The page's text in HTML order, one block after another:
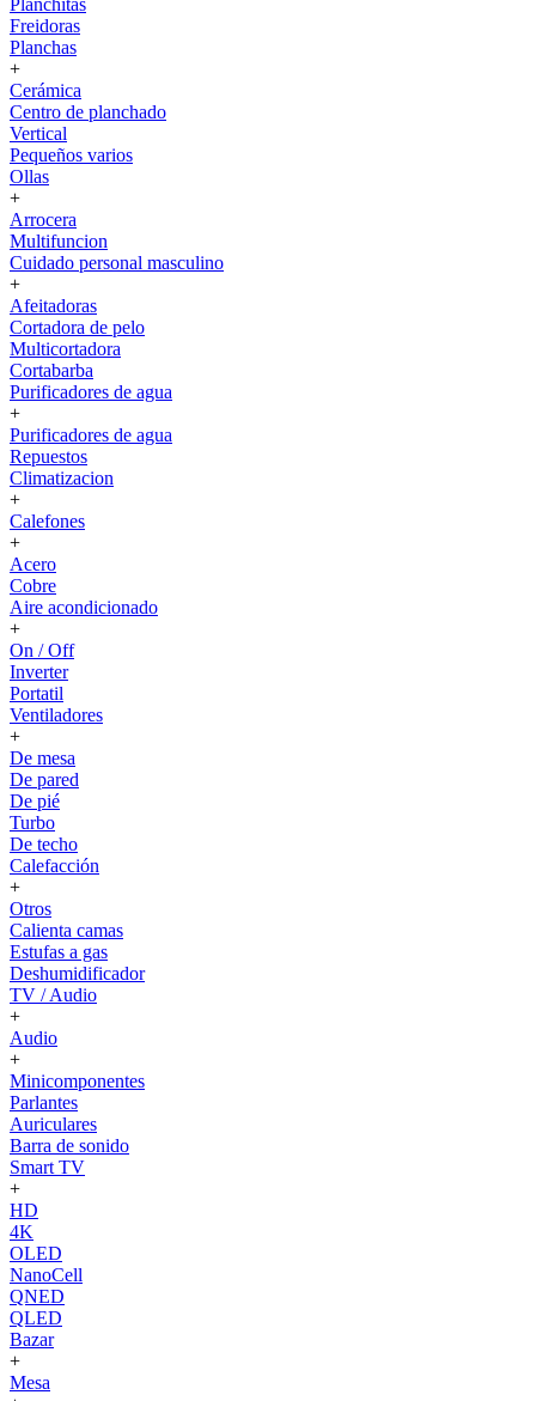
Planchitas
Freidoras
Planchas
+
Cerámica
Centro de planchado
Vertical
Pequeños varios
Ollas
+
Arrocera
Multifuncion
Cuidado personal masculino
+
Afeitadoras
Cortadora de pelo
Multicortadora
Cortabarba
Purificadores de agua
+
Purificadores de agua
Repuestos
Climatizacion
+
Calefones
+
Acero
Cobre
Aire acondicionado
+
On / Off
Inverter
Portatil
Ventiladores
+
De mesa
De pared
De pié
Turbo
De techo
Calefacción
+
Otros
Calienta camas
Estufas a gas
Deshumidificador
TV / Audio
+
Audio
+
Minicomponentes
Parlantes
Auriculares
Barra de sonido
Smart TV
+
HD
4K
OLED
NanoCell
QNED
QLED
Bazar
+
Mesa